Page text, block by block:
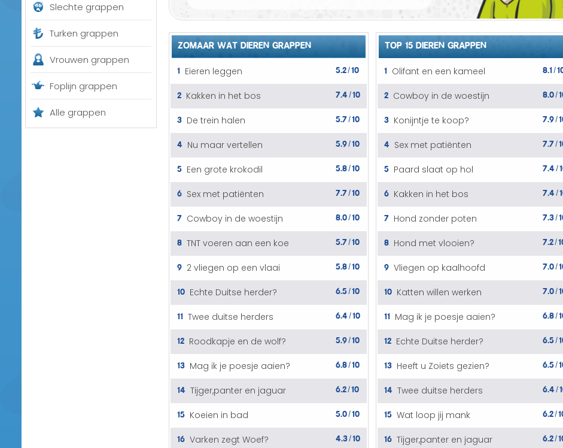
Slechte grappen
Turken grappen
Vrouwen grappen
Foplijn grappen
Alle grappen
ZOMAAR WAT DIEREN GRAPPEN
1 Eieren leggen 5.2/10
2 Kakken in het bos 7.4/10
3 De trein halen 5.7/10
4 Nu maar vertellen 5.9/10
5 Een grote krokodil 5.8/10
6 Sex met patiënten 7.7/10
7 Cowboy in de woestijn 8.0/10
8 TNT voeren aan een koe 5.7/10
9 2 vliegen op een vlaai 5.8/10
10 Echte Duitse herder? 6.5/10
11 Twee duitse herders 6.4/10
12 Roodkapje en de wolf? 5.9/10
13 Mag ik je poesje aaien? 6.8/10
14 Tijger,panter en jaguar 6.2/10
15 Koeien in bad 5.0/10
16 Varken zegt Woef? 4.3/10
TOP 15 DIEREN GRAPPEN
1 Olifant en een kameel 8.1/
2 Cowboy in de woestijn 8.0/
3 Konijntje te koop? 7.9/
4 Sex met patiënten 7.7/
5 Paard slaat op hol 7.4/
6 Kakken in het bos 7.4/
7 Hond zonder poten 7.3/
8 Hond met vlooien? 7.2/
9 Vliegen op kaalhoofd 7.0/
10 Katten willen werken 7.0/
11 Mag ik je poesje aaien? 6.8/
12 Echte Duitse herder? 6.5/
13 Heeft u Zoiets gezien? 6.5/
14 Twee duitse herders 6.4/
15 Wat loop jij mank 6.2/
16 Tijger,panter en jaguar 6.2/